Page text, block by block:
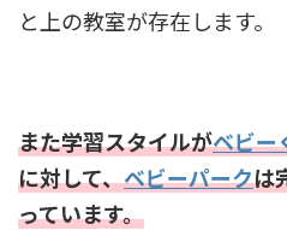
と上の教室が存在します。
また学習スタイルがベビー
に対して、ベビーパークは
っています。